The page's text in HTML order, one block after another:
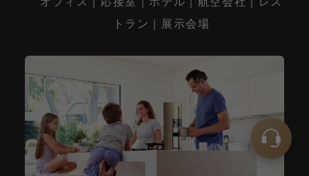
トラン｜展示会場